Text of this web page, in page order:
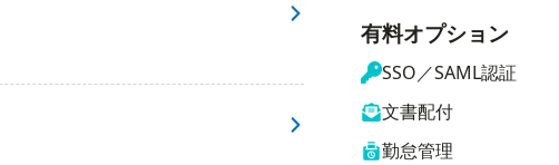
有料オプション
SSO／SAML認証
文書配付
勤怠管理